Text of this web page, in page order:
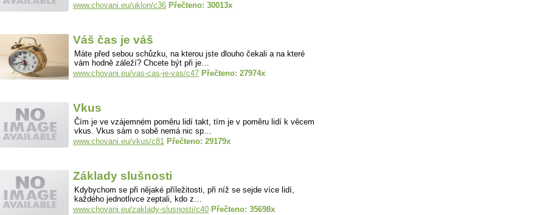
www.chovani.eu/uklon/c36 Přečteno: 30013x
Váš čas je váš
Máte před sebou schůzku, na kterou jste dlouho čekali a na které
vám hodně záleží? Chcete být při je…
www.chovani.eu/vas-cas-je-vas/c47 Přečteno: 27974x
Vkus
Čím je ve vzájemném poměru lidí takt, tím je v poměru lidí k věcem
vkus. Vkus sám o sobě nemá nic sp…
www.chovani.eu/vkus/c81 Přečteno: 29179x
Základy slušnosti
Kdybychom se při nějaké příležitosti, při níž se sejde více lidí,
každého jednotlivce zeptali, kdo z…
www.chovani.eu/zaklady-slusnosti/c40 Přečteno: 35698x